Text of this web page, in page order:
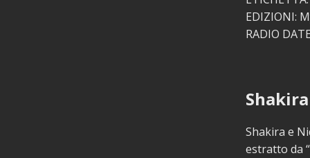
EDIZIONI:
RADIO
Shakira e
estratto da